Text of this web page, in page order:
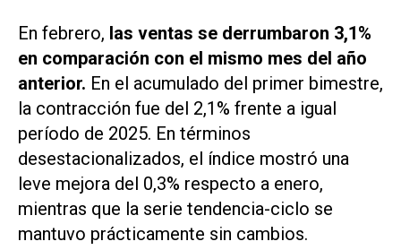
En febrero, las ventas se derrumbaron 3,1%
en comparación con el mismo mes del año
anterior. En el acumulado del primer bimestre,
la contracción fue del 2,1% frente a igual
período de 2025. En términos
desestacionalizados, el índice mostró una
leve mejora del 0,3% respecto a enero,
mientras que la serie tendencia-ciclo se
mantuvo prácticamente sin cambios.